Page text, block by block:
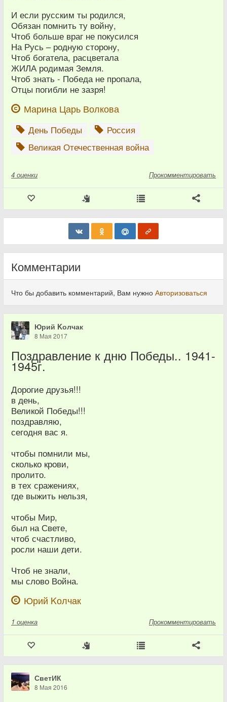
И если русским ты родился,
Обязан помнить ту войну,
Чтоб больше враг не покусился
На Русь – родную сторону,
Чтоб богатела, расцветала
ЖИЛА родимая Земля.
Чтоб знать - Победа не пропала,
Отцы погибли не зазря!
Марина Царь Волкова
День Победы
Россия
Великая Отечественная война
4 оценки Прокомментировать
Комментарии
Что бы добавить комментарий, Вам нужно Авторизоваться
Юрий Kолчак
8 Мая 2017
Поздравление к дню Победы.. 1941-
1945г.
Дорогие друзья!!!
в день,
Великой Победы!!!
поздравляю,
сегодня вас я.
чтобы помнили мы,
сколько крови,
пролито.
в тех сражениях,
где выжить нельзя,
чтобы Мир,
был на Свете,
чтоб счастливо,
росли наши дети.
Чтоб не знали,
мы слово Война.
Юрий Kолчак
1 оценка Прокомментировать
СветИК
8 Мая 2016